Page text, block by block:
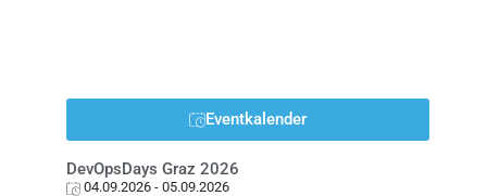
Eventkalender
DevOpsDays Graz 2026
04.09.2026- 05.09.2026